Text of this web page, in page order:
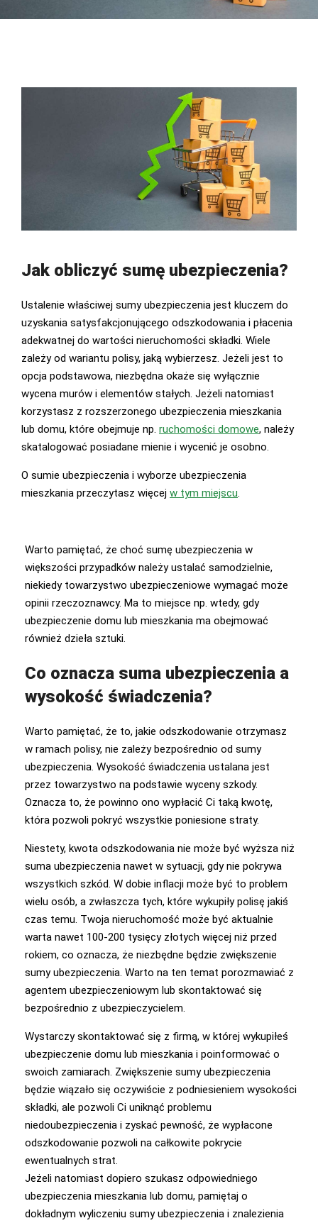
Jak obliczyć sumę ubezpieczenia?
Ustalenie właściwej sumy ubezpieczenia jest kluczem do
uzyskania satysfakcjonującego odszkodowania i płacenia
adekwatnej do wartości nieruchomości składki. Wiele
zależy od wariantu polisy, jaką wybierzesz. Jeżeli jest to
opcja podstawowa, niezbędna okaże się wyłącznie
wycena murów i elementów stałych. Jeżeli natomiast
korzystasz z rozszerzonego ubezpieczenia mieszkania
lub domu, które obejmuje np. ruchomości domowe, należy
skatalogować posiadane mienie i wycenić je osobno.
O sumie ubezpieczenia i wyborze ubezpieczenia
mieszkania przeczytasz więcej w tym miejscu.
Warto pamiętać, że choć sumę ubezpieczenia w
większości przypadków należy ustalać samodzielnie,
niekiedy towarzystwo ubezpieczeniowe wymagać może
opinii rzeczoznawcy. Ma to miejsce np. wtedy, gdy
ubezpieczenie domu lub mieszkania ma obejmować
również dzieła sztuki.
Co oznacza suma ubezpieczenia a
wysokość świadczenia?
Warto pamiętać, że to, jakie odszkodowanie otrzymasz
w ramach polisy, nie zależy bezpośrednio od sumy
ubezpieczenia. Wysokość świadczenia ustalana jest
przez towarzystwo na podstawie wyceny szkody.
Oznacza to, że powinno ono wypłacić Ci taką kwotę,
która pozwoli pokryć wszystkie poniesione straty.
Niestety, kwota odszkodowania nie może być wyższa niż
suma ubezpieczenia nawet w sytuacji, gdy nie pokrywa
wszystkich szkód. W dobie inflacji może być to problem
wielu osób, a zwłaszcza tych, które wykupiły polisę jakiś
czas temu. Twoja nieruchomość może być aktualnie
warta nawet 100-200 tysięcy złotych więcej niż przed
rokiem, co oznacza, że niezbędne będzie zwiększenie
sumy ubezpieczenia. Warto na ten temat porozmawiać z
agentem ubezpieczeniowym lub skontaktować się
bezpośrednio z ubezpieczycielem.
Wystarczy skontaktować się z firmą, w której wykupiłeś
ubezpieczenie domu lub mieszkania i poinformować o
swoich zamiarach. Zwiększenie sumy ubezpieczenia
będzie wiązało się oczywiście z podniesieniem wysokości
składki, ale pozwoli Ci uniknąć problemu
niedoubezpieczenia i zyskać pewność, że wypłacone
odszkodowanie pozwoli na całkowite pokrycie
ewentualnych strat.
Jeżeli natomiast dopiero szukasz odpowiedniego
ubezpieczenia mieszkania lub domu, pamiętaj o
dokładnym wyliczeniu sumy ubezpieczenia i znalezienia